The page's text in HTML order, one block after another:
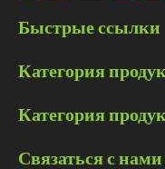
Быстрые ссылки
Категория
Категория
Связаться с нами